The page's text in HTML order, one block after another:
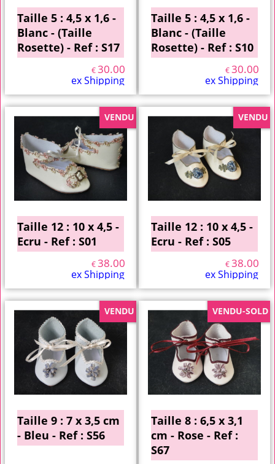
Taille 5 : 4,5 x 1,6 -
Blanc - (Taille
Rosette) - Ref : S17
€30.00
ex Shipping
Taille 5 : 4,5 x 1,6 -
Blanc - (Taille
Rosette) - Ref : S10
€30.00
ex Shipping
VENDU
Taille 12 : 10 x 4,5 -
Ecru - Ref : S01
€38.00
ex Shipping
VENDU
Taille 12 : 10 x 4,5 -
Ecru - Ref : S05
€38.00
ex Shipping
VENDU
Taille 9 : 7 x 3,5 cm
- Bleu - Ref : S56
VENDU-SOLD
Taille 8 : 6,5 x 3,1
cm - Rose - Ref :
S67